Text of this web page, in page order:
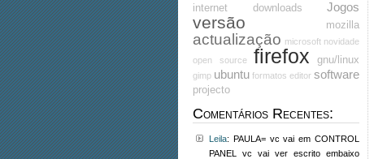
internet downloads Jogos
versão mozilla
actualização microsoft novidade
open source
firefox gnu/linux
gimp ubuntu formatos editor software
projecto
Comentários Recentes:
Leila: PAULA= vc vai em CONTROL
PANEL vc vai ver escrito embaixo